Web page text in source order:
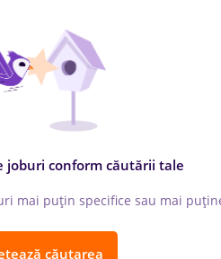
joburi conform căutării tale
mai puțin specifice sau mai
căutarea